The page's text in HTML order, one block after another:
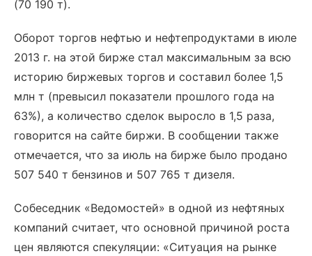
(70 190 т).
Оборот торгов нефтью и нефтепродуктами в июле
2013 г. на этой бирже стал максимальным за всю
историю биржевых торгов и составил более 1,5
млн т (превысил показатели прошлого года на
63%), а количество сделок выросло в 1,5 раза,
говорится на сайте биржи. В сообщении также
отмечается, что за июль на бирже было продано
507 540 т бензинов и 507 765 т дизеля.
Собеседник «Ведомостей» в одной из нефтяных
компаний считает, что основной причиной роста
цен являются спекуляции: «Ситуация на рынке